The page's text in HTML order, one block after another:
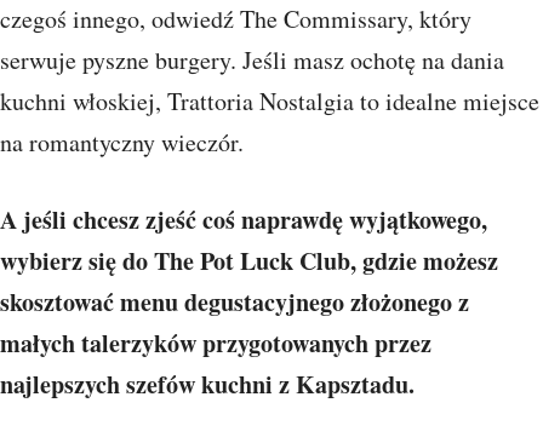
czegoś innego, odwiedź The Commissary, który
serwuje pyszne burgery. Jeśli masz ochotę na dania
kuchni włoskiej, Trattoria Nostalgia to idealne miejsce
na romantyczny wieczór.
A jeśli chcesz zjeść coś naprawdę wyjątkowego,
wybierz się do The Pot Luck Club, gdzie możesz
skosztować menu degustacyjnego złożonego z
małych talerzyków przygotowanych przez
najlepszych szefów kuchni z Kapsztadu.